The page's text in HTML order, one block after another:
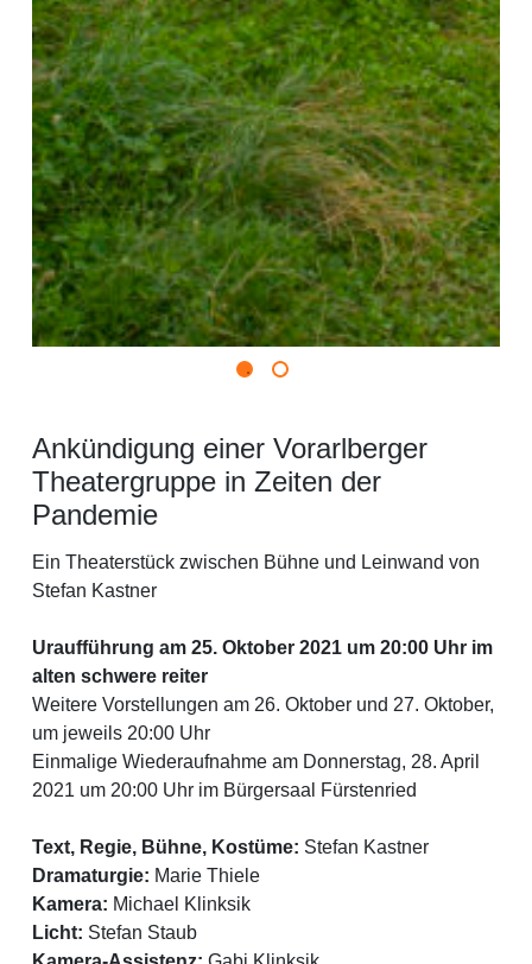
Ankündigung einer Vorarlberger
Theatergruppe in Zeiten der
Pandemie
Ein Theaterstück zwischen Bühne und Leinwand von
Stefan Kastner
Uraufführung am 25. Oktober 2021 um 20:00 Uhr im
alten schwere reiter
Weitere Vorstellungen am 26. Oktober und 27. Oktober,
um jeweils 20:00 Uhr
Einmalige Wiederaufnahme am Donnerstag, 28. April
2021 um 20:00 Uhr im Bürgersaal Fürstenried
Text, Regie, Bühne, Kostüme: Stefan Kastner
Dramaturgie: Marie Thiele
Kamera: Michael Klinksik
Licht: Stefan Staub